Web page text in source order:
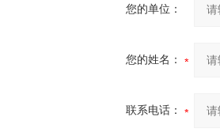
您的单位：
您的姓名：
联系电话：